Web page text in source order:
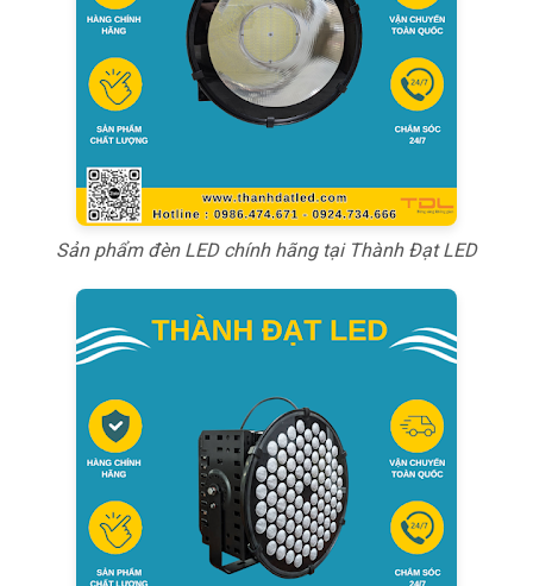
Sản phẩm đèn LED chính hãng tại Thành Đạt LED